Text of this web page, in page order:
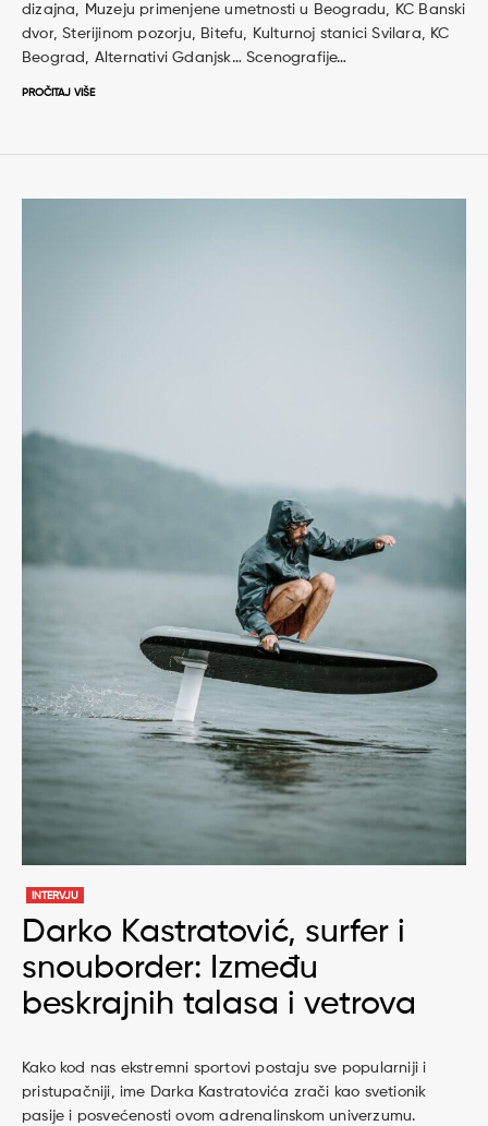
dizajna, Muzeju primenjene umetnosti u Beogradu, KC Banski
dvor, Sterijinom pozorju, Bitefu, Kulturnoj stanici Svilara, KC
Beograd, Alternativi Gdanjsk… Scenografije…
PROČITAJ VIŠE
INTERVJU
Darko Kastratović, surfer i
snouborder: Između
beskrajnih talasa i vetrova
Kako kod nas ekstremni sportovi postaju sve popularniji i
pristupačniji, ime Darka Kastratovića zrači kao svetionik
pasije i posvećenosti ovom adrenalinskom univerzumu.